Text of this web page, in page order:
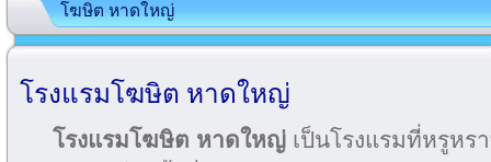
โฆษิต หาดใหญ่
โรงแรมโฆษิต หาดใหญ่
โรงแรมโฆษิต หาดใหญ่ เป็นโรงแรมที่หรูหร